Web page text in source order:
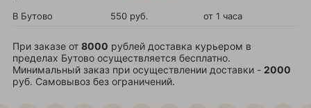
В Бутово 550 руб. от 1 часа
При заказе от 8000 рублей доставка курьером в
пределах Бутово осуществляется бесплатно.
Минимальный заказ при осуществлении доставки - 2000
руб. Самовывоз без ограничений.